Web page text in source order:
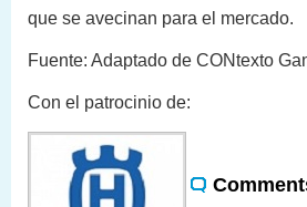
que se avecinan para el mercado.
Fuente: Adaptado de CONtexto
Con el patrocinio de: